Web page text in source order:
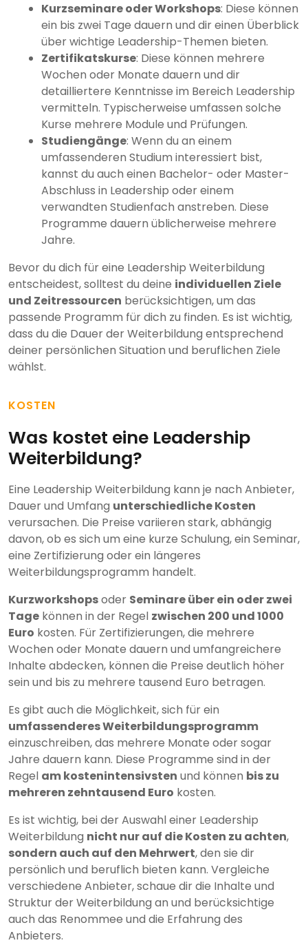
Kurzseminare oder Workshops: Diese können
ein bis zwei Tage dauern und dir einen Überblick
über wichtige Leadership-Themen bieten.
Zertifikatskurse: Diese können mehrere
Wochen oder Monate dauern und dir
detailliertere Kenntnisse im Bereich Leadership
vermitteln. Typischerweise umfassen solche
Kurse mehrere Module und Prüfungen.
Studiengänge: Wenn du an einem
umfassenderen Studium interessiert bist,
kannst du auch einen Bachelor- oder Master-
Abschluss in Leadership oder einem
verwandten Studienfach anstreben. Diese
Programme dauern üblicherweise mehrere
Jahre.
Bevor du dich für eine Leadership Weiterbildung
entscheidest, solltest du deine individuellen Ziele
und Zeitressourcen berücksichtigen, um das
passende Programm für dich zu finden. Es ist wichtig,
dass du die Dauer der Weiterbildung entsprechend
deiner persönlichen Situation und beruflichen Ziele
wählst.
KOSTEN
Was kostet eine Leadership
Weiterbildung?
Eine Leadership Weiterbildung kann je nach Anbieter,
Dauer und Umfang unterschiedliche Kosten
verursachen. Die Preise variieren stark, abhängig
davon, ob es sich um eine kurze Schulung, ein Seminar,
eine Zertifizierung oder ein längeres
Weiterbildungsprogramm handelt.
Kurzworkshopsoder Seminare über ein oder zwei
Tage können in der Regel zwischen 200 und 1000
Euro kosten. Für Zertifizierungen, die mehrere
Wochen oder Monate dauern und umfangreichere
Inhalte abdecken, können die Preise deutlich höher
sein und bis zu mehrere tausend Euro betragen.
Es gibt auch die Möglichkeit, sich für ein
umfassenderes Weiterbildungsprogramm
einzuschreiben, das mehrere Monate oder sogar
Jahre dauern kann. Diese Programme sind in der
Regel am kostenintensivsten und können bis zu
mehreren zehntausend Euro kosten.
Es ist wichtig, bei der Auswahl einer Leadership
Weiterbildung nicht nur auf die Kosten zu achten,
sondern auch auf den Mehrwert, den sie dir
persönlich und beruflich bieten kann. Vergleiche
verschiedene Anbieter, schaue dir die Inhalte und
Struktur der Weiterbildung an und berücksichtige
auch das Renommee und die Erfahrung des
Anbieters.